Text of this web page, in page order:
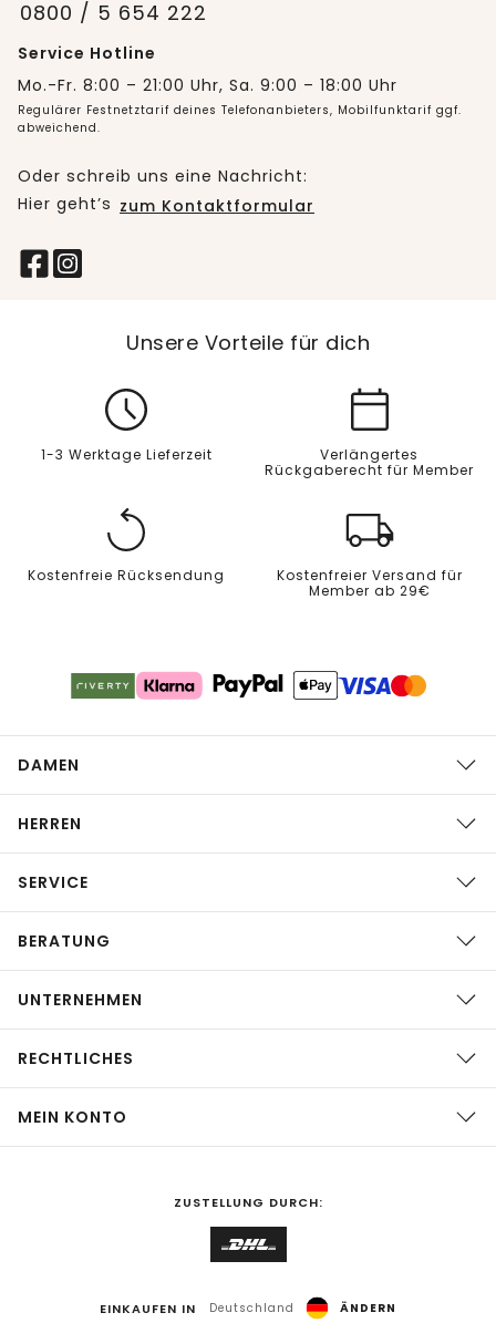
0800 / 5 654 222
Service Hotline
Mo.-Fr. 8:00 – 21:00 Uhr, Sa. 9:00 – 18:00 Uhr
Regulärer Festnetztarif deines Telefonanbieters, Mobilfunktarif ggf.
abweichend.
Oder schreib uns eine Nachricht:
Hier geht’s zum Kontaktformular
Unsere Vorteile für dich
1-3 Werktage Lieferzeit
Verlängertes
Rückgaberecht für Member
Kostenfreie Rücksendung
Kostenfreier Versand für
Member ab 29€
DAMEN
HERREN
SERVICE
BERATUNG
UNTERNEHMEN
RECHTLICHES
MEIN KONTO
ZUSTELLUNG DURCH:
EINKAUFEN IN Deutschland ÄNDERN